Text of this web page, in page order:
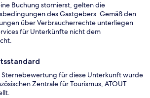
Buchung stornierst, gelten die
des Gastgebers. Gemäß den
über Verbraucherrechte unterliegen
für Unterkünfte nicht dem
Sternebewertung für diese Unterkunft wurde
Zentrale für Tourismus, ATOUT